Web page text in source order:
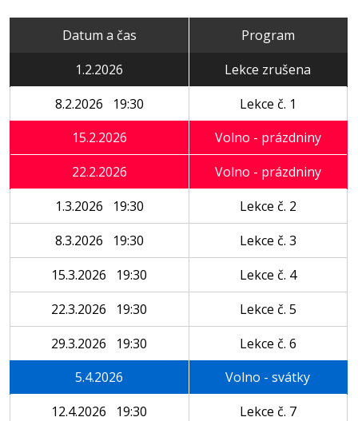
Datum a čas
Program
1.2.2026
Lekce zrušena
8.2.2026 19:30
Lekce č. 1
15.2.2026
Volno - prázdniny
22.2.2026
Volno - prázdniny
1.3.2026 19:30
Lekce č. 2
8.3.2026 19:30
Lekce č. 3
15.3.2026 19:30
Lekce č. 4
22.3.2026 19:30
Lekce č. 5
29.3.2026 19:30
Lekce č. 6
5.4.2026
Volno - svátky
12.4.2026 19:30
Lekce č. 7